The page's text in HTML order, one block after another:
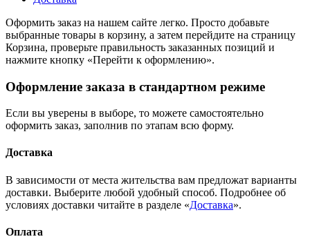
Оформить заказ на нашем сайте легко. Просто добавьте
выбранные товары в корзину, а затем перейдите на страницу
Корзина, проверьте правильность заказанных позиций и
нажмите кнопку «Перейти к оформлению».
Оформление заказа в стандартном режиме
Если вы уверены в выборе, то можете самостоятельно
оформить заказ, заполнив по этапам всю форму.
Доставка
В зависимости от места жительства вам предложат варианты
доставки. Выберите любой удобный способ. Подробнее об
условиях доставки читайте в разделе «Доставка».
Оплата